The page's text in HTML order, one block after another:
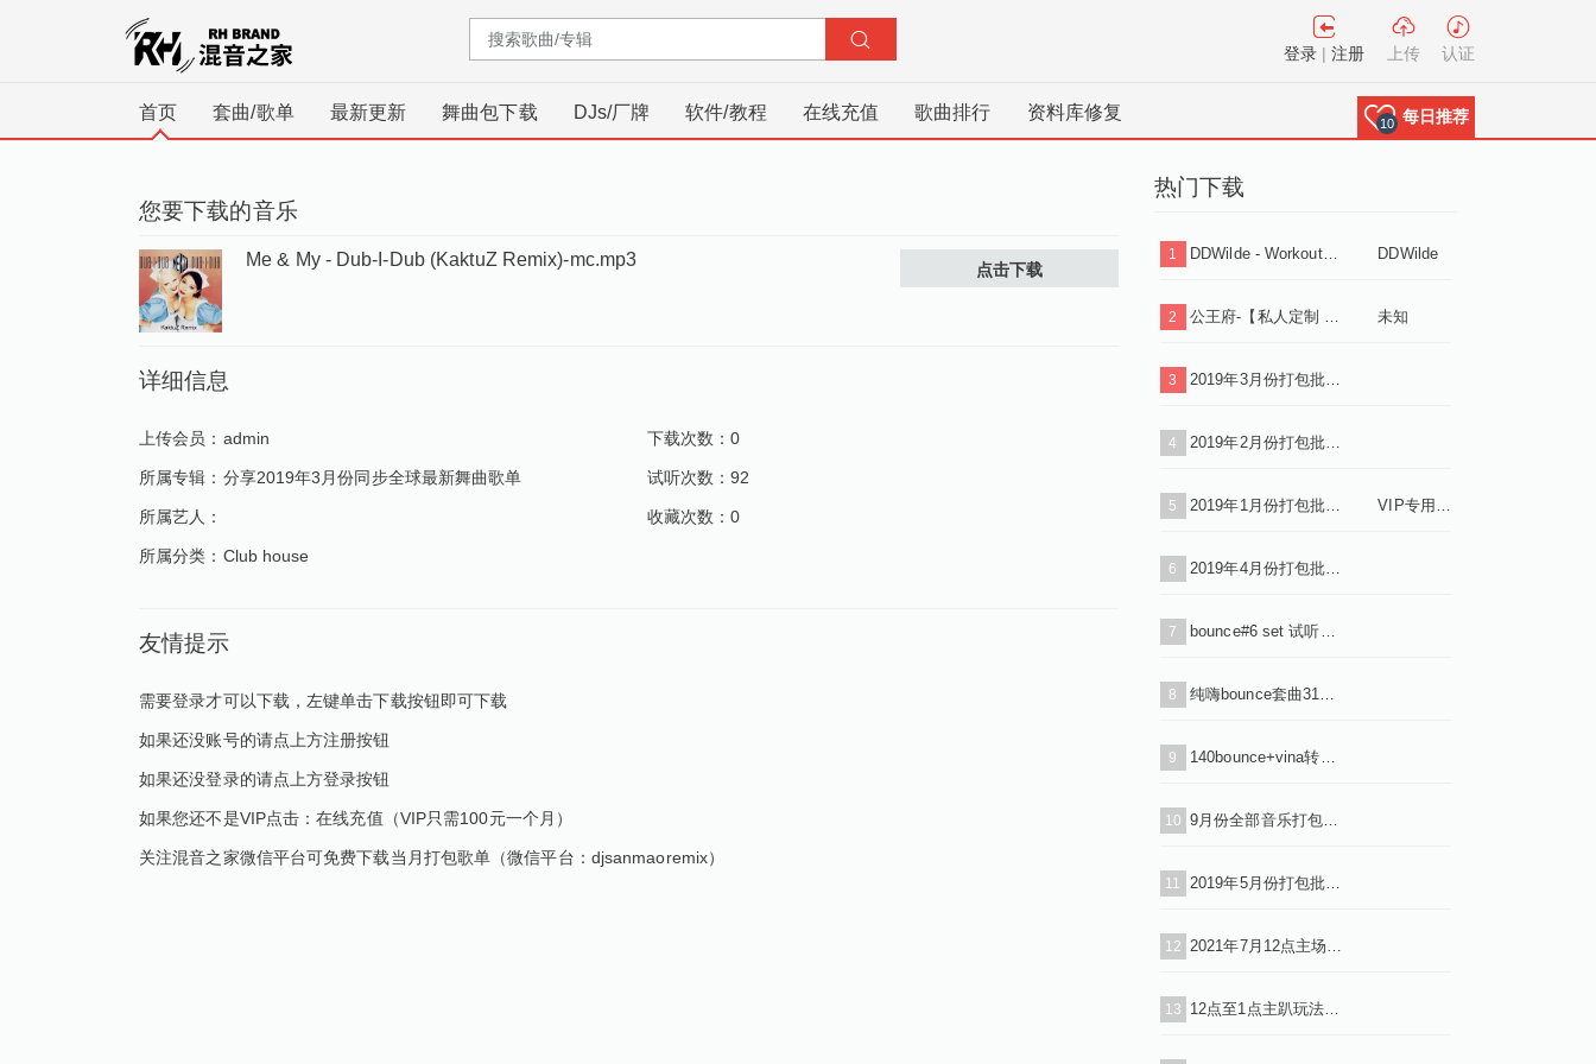
登录 |注册 上传 认证
首页 套曲/歌单 最新更新 舞曲包下载 DJs/厂牌 软件/教程 在线充值 歌曲排行 资料库修复
10 每日推荐
您要下载的音乐
Me & My - Dub-I-Dub (KaktuZ Remix)-mc.mp3 点击下载
详细信息
上传会员： admin
所属专辑： 分享2019年3月份同步全球最新舞曲歌单
所属艺人：
所属分类： Club house
下载次数：0
试听次数：92
收藏次数：0
友情提示
需要登录才可以下载，左键单击下载按钮即可下载
如果还没账号的请点上方注册按钮
如果还没登录的请点上方登录按钮
如果您还不是VIP点击：在线充值 （VIP只需100元一个月）
关注混音之家微信平台可免费下载当月打包歌单（微信平台：djsanmaoremix）
热门下载
1 DDWilde - Workout Song (Luca Debonaire Vocal Mix) .mp3 DDWilde
2 公王府-【私人定制 酒吧类型】送给所有好友， 未知
3 2019年3月份打包批量下载（VIP专用连接）
4 2019年2月份打包批量下载（VIP专用连接）
5 2019年1月份打包批量下载（VIP专用连接） VIP专用连接
6 2019年4月份打包批量下载（VIP专用连接）
7 bounce#6 set 试听（下载单曲+串烧+标点）
8 纯嗨bounce套曲31首（下载单曲+串烧）
9 140bounce+vina转130 50首2小时（下载+单曲+标点+串烧）
10 9月份全部音乐打包下载（VIP免费）
11 2019年5月份打包批量下载（VIP专用连接）
12 2021年7月12点主场1（下载单曲+串烧i+标点）
13 12点至1点主趴玩法试听串烧带水印（下载单曲+串烧）